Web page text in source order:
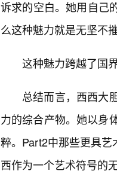
诉求的空白。她用自己
么这种魅力就是无坚不摧
这种魅力跨越了国
总结而言，西西大
力的综合产物。她以身
粹。Part2中那些更具
西作为一个艺术符号的